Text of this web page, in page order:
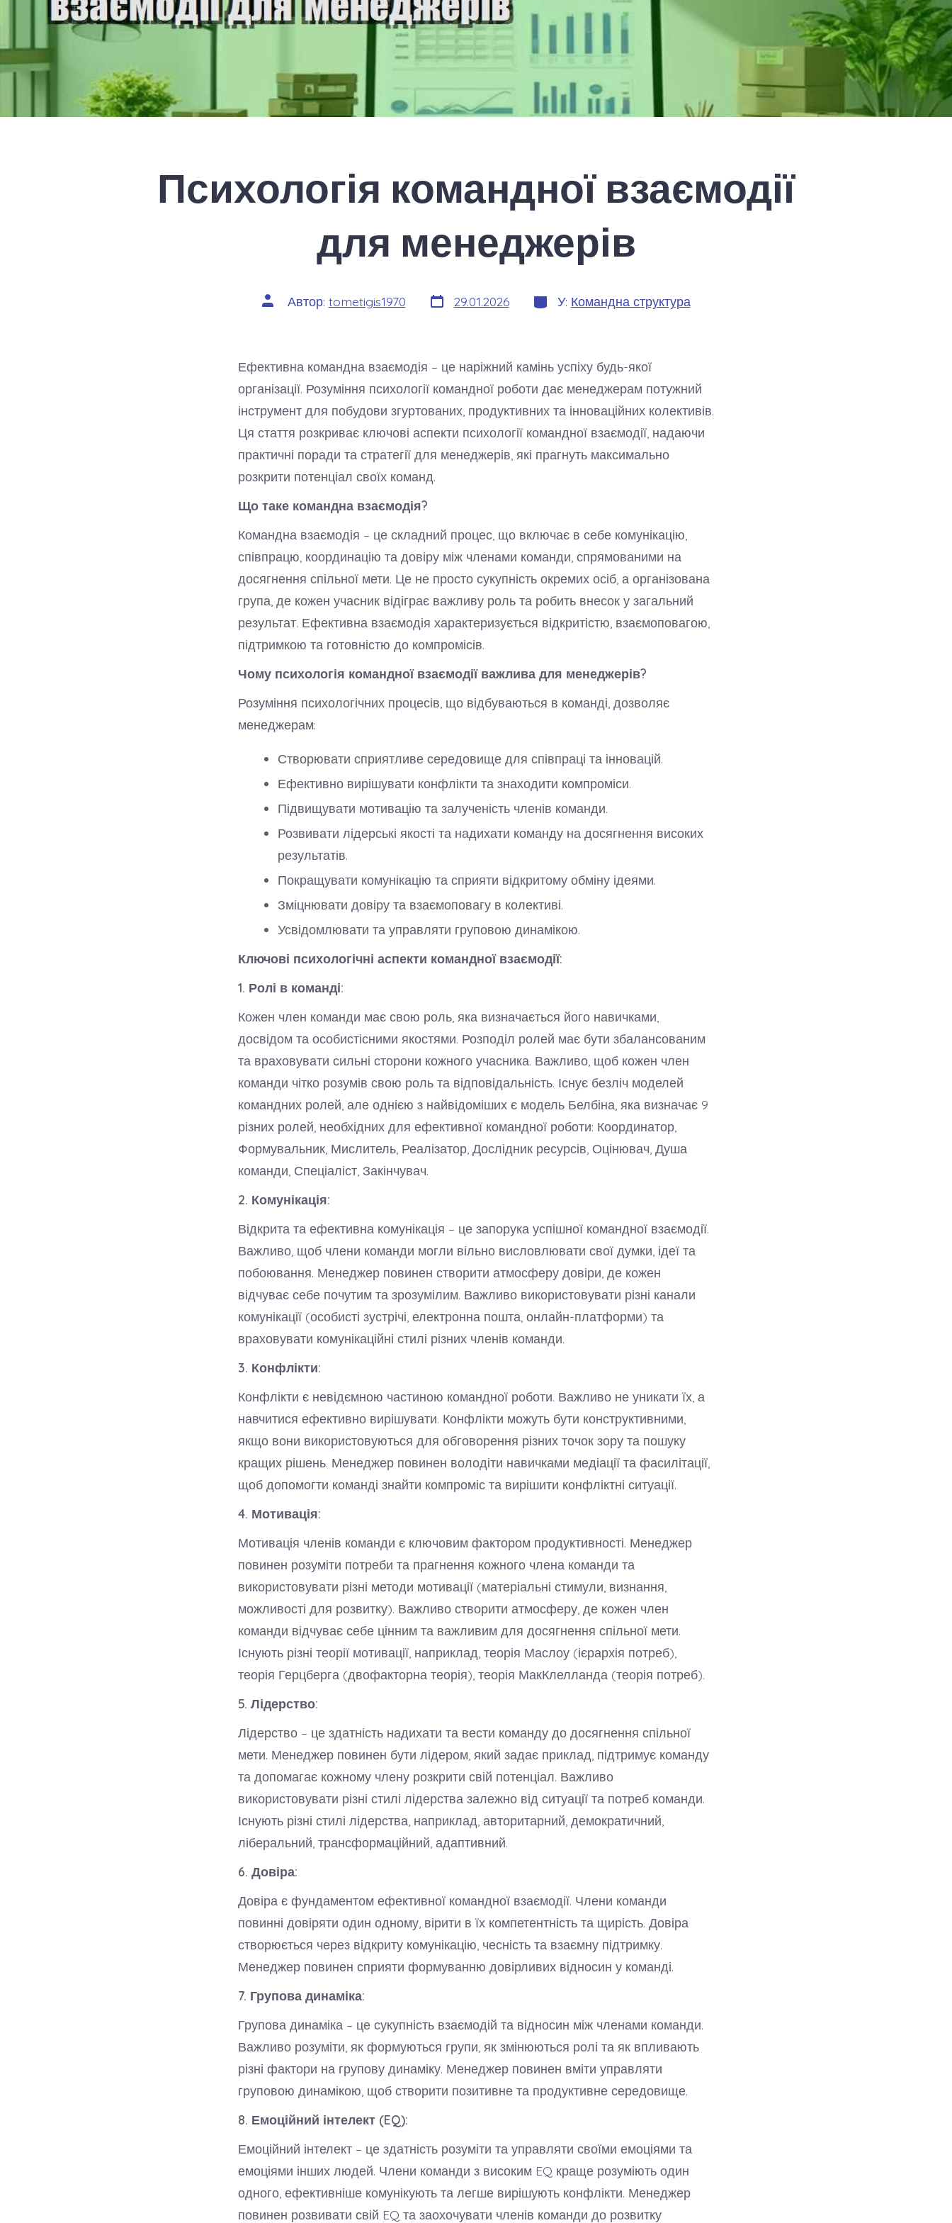
Психологія командної взаємодії
для менеджерів
Автор
запису
Автор: tometigis1970 Дата
запису
29.01.2026 Категорії
У: Командна структура
Ефективна командна взаємодія – це наріжний камінь успіху будь-якої
організації. Розуміння психології командної роботи дає менеджерам потужний
інструмент для побудови згуртованих, продуктивних та інноваційних колективів.
Ця стаття розкриває ключові аспекти психології командної взаємодії, надаючи
практичні поради та стратегії для менеджерів, які прагнуть максимально
розкрити потенціал своїх команд.
Що таке командна взаємодія?
Командна взаємодія – це складний процес, що включає в себе комунікацію,
співпрацю, координацію та довіру між членами команди, спрямованими на
досягнення спільної мети. Це не просто сукупність окремих осіб, а організована
група, де кожен учасник відіграє важливу роль та робить внесок у загальний
результат. Ефективна взаємодія характеризується відкритістю, взаємоповагою,
підтримкою та готовністю до компромісів.
Чому психологія командної взаємодії важлива для менеджерів?
Розуміння психологічних процесів, що відбуваються в команді, дозволяє
менеджерам:
Створювати сприятливе середовище для співпраці та інновацій.
Ефективно вирішувати конфлікти та знаходити компроміси.
Підвищувати мотивацію та залученість членів команди.
Розвивати лідерські якості та надихати команду на досягнення високих
результатів.
Покращувати комунікацію та сприяти відкритому обміну ідеями.
Зміцнювати довіру та взаємоповагу в колективі.
Усвідомлювати та управляти груповою динамікою.
Ключові психологічні аспекти командної взаємодії:
1. Ролі в команді:
Кожен член команди має свою роль, яка визначається його навичками,
досвідом та особистісними якостями. Розподіл ролей має бути збалансованим
та враховувати сильні сторони кожного учасника. Важливо, щоб кожен член
команди чітко розумів свою роль та відповідальність. Існує безліч моделей
командних ролей, але однією з найвідоміших є модель Белбіна, яка визначає 9
різних ролей, необхідних для ефективної командної роботи: Координатор,
Формувальник, Мислитель, Реалізатор, Дослідник ресурсів, Оцінювач, Душа
команди, Спеціаліст, Закінчувач.
2. Комунікація:
Відкрита та ефективна комунікація – це запорука успішної командної взаємодії.
Важливо, щоб члени команди могли вільно висловлювати свої думки, ідеї та
побоювання. Менеджер повинен створити атмосферу довіри, де кожен
відчуває себе почутим та зрозумілим. Важливо використовувати різні канали
комунікації (особисті зустрічі, електронна пошта, онлайн-платформи) та
враховувати комунікаційні стилі різних членів команди.
3. Конфлікти:
Конфлікти є невідємною частиною командної роботи. Важливо не уникати їх, а
навчитися ефективно вирішувати. Конфлікти можуть бути конструктивними,
якщо вони використовуються для обговорення різних точок зору та пошуку
кращих рішень. Менеджер повинен володіти навичками медіації та фасилітації,
щоб допомогти команді знайти компроміс та вирішити конфліктні ситуації.
4. Мотивація:
Мотивація членів команди є ключовим фактором продуктивності. Менеджер
повинен розуміти потреби та прагнення кожного члена команди та
використовувати різні методи мотивації (матеріальні стимули, визнання,
можливості для розвитку). Важливо створити атмосферу, де кожен член
команди відчуває себе цінним та важливим для досягнення спільної мети.
Існують різні теорії мотивації, наприклад, теорія Маслоу (ієрархія потреб),
теорія Герцберга (двофакторна теорія), теорія МакКлелланда (теорія потреб).
5. Лідерство:
Лідерство – це здатність надихати та вести команду до досягнення спільної
мети. Менеджер повинен бути лідером, який задає приклад, підтримує команду
та допомагає кожному члену розкрити свій потенціал. Важливо
використовувати різні стилі лідерства залежно від ситуації та потреб команди.
Існують різні стилі лідерства, наприклад, авторитарний, демократичний,
ліберальний, трансформаційний, адаптивний.
6. Довіра:
Довіра є фундаментом ефективної командної взаємодії. Члени команди
повинні довіряти один одному, вірити в їх компетентність та щирість. Довіра
створюється через відкриту комунікацію, чесність та взаємну підтримку.
Менеджер повинен сприяти формуванню довірливих відносин у команді.
7. Групова динаміка:
Групова динаміка – це сукупність взаємодій та відносин між членами команди.
Важливо розуміти, як формуються групи, як змінюються ролі та як впливають
різні фактори на групову динаміку. Менеджер повинен вміти управляти
груповою динамікою, щоб створити позитивне та продуктивне середовище.
8. Емоційний інтелект (EQ):
Емоційний інтелект – це здатність розуміти та управляти своїми емоціями та
емоціями інших людей. Члени команди з високим EQ краще розуміють один
одного, ефективніше комунікують та легше вирішують конфлікти. Менеджер
повинен розвивати свій EQ та заохочувати членів команди до розвитку